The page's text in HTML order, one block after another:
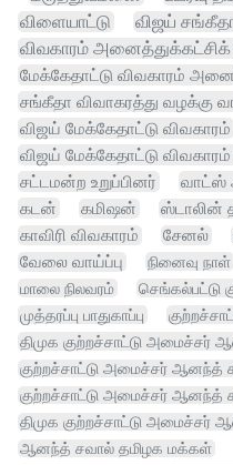
விளையாட்டு
விஜய்
விவகாரம் அனைத்துக்கட்சிக்
மேக்கேதாட்டு விவகாரம்
சங்கீதா விவாகரத்து வழக்கு
விஜய் மேக்கேதாட்டு விவகாரம்
விஜய் மேக்கேதாட்டு
சட்டமன்ற உறுப்பினர்
வாட்ஸ்
கடன்
கமிஷன் ஸ்டாலின்
காவிரி விவகாரம்
சேனல்
வேலை வாய்ப்பு
நினைவு நாள்
மாலை நிலவரம்
செங்கல்பட்டு
முத்தரப்பு பாதுகாப்பு
திமுக குற்றச்சாட்டு அமைச்சர்
குற்றச்சாட்டு அமைச்சர் ஆனந்த்
குற்றச்சாட்டு அமைச்சர் ஆனந்த்
திமுக குற்றச்சாட்டு அமைச்சர்
ஆனந்த் சவால் தமிழக மக்கள்